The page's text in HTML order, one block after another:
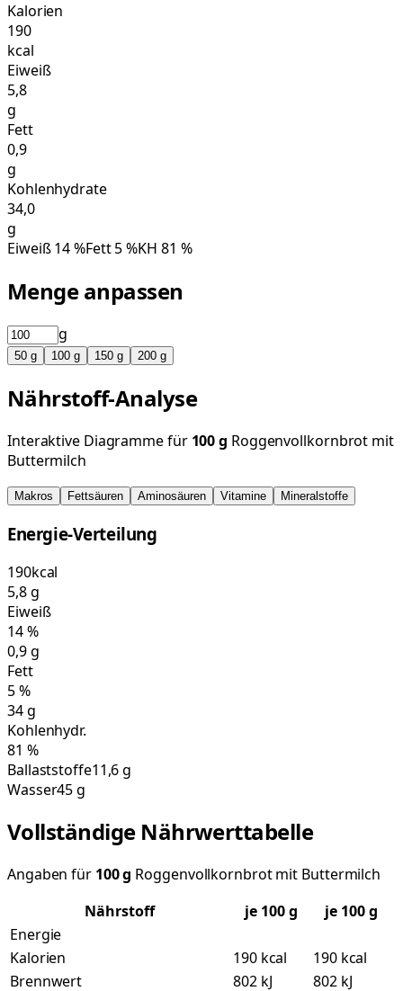
Kalorien
190
kcal
Eiweiß
5,8
g
Fett
0,9
g
Kohlenhydrate
34,0
g
Eiweiß14%Fett5%KH 81 %
Menge anpassen
g
50 g 100 g 150 g 200 g
Nährstoff-Analyse
Interaktive Diagramme für 100g Roggenvollkornbrot mit
Buttermilch
Makros Fettsäuren Aminosäuren Vitamine Mineralstoffe
Energie-Verteilung
190kcal
5,8g
Eiweiß
14%
0,9g
Fett
5%
34g
Kohlenhydr.
81 %
Ballaststoffe11,6 g
Wasser45 g
Vollständige Nährwerttabelle
Angaben für 100g Roggenvollkornbrot mit Buttermilch
Nährstoff
je 100g
je 100 g
Energie
Kalorien
190 kcal
190 kcal
Brennwert
802 kJ 802 kJ